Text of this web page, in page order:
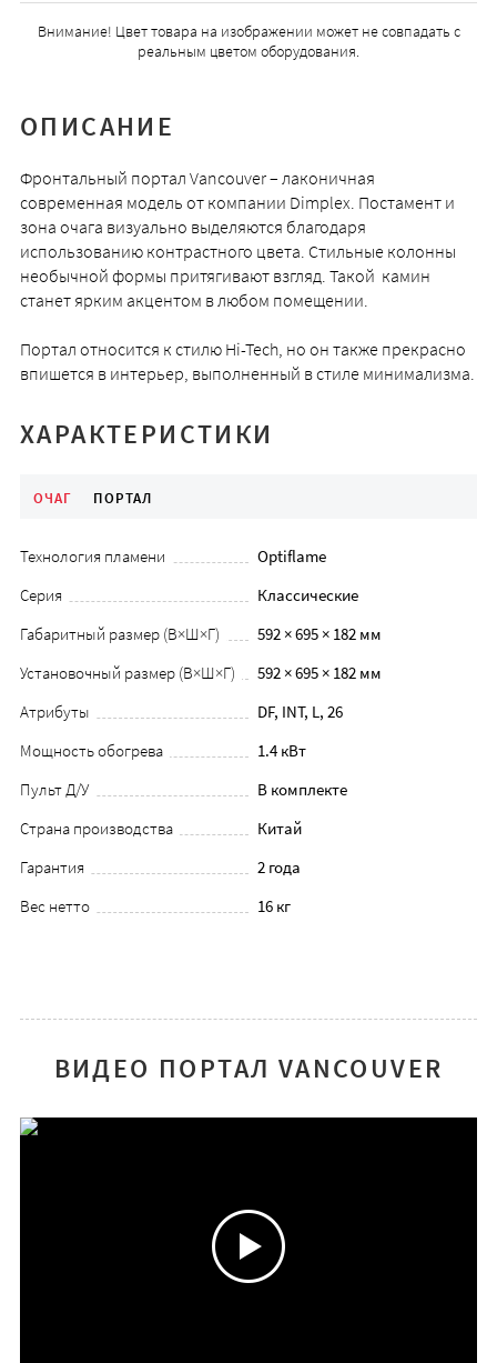
Внимание! Цвет товара на изображении может не совпадать с
реальным цветом оборудования.
ОПИСАНИЕ
Фронтальный портал Vancouver – лаконичная
современная модель от компании Dimplex. Постамент и
зона очага визуально выделяются благодаря
использованию контрастного цвета. Стильные колонны
необычной формы притягивают взгляд. Такой камин
станет ярким акцентом в любом помещении.
Портал относится к стилю Hi-Tech, но он также прекрасно
впишется в интерьер, выполненный в стиле минимализма.
ХАРАКТЕРИСТИКИ
ОЧАГ ПОРТАЛ
Технология пламени
Optiflame
Серия
Классические
Габаритный размер (В×Ш×Г)
592 × 695 × 182 мм
Установочный размер (В×Ш×Г)
592 × 695 × 182 мм
Атрибуты
DF, INT, L, 26
Мощность обогрева
1.4 кВт
Пульт Д/У
В комплекте
Страна производства
Китай
Гарантия
2 года
Вес нетто
16 кг
ВИДЕО ПОРТАЛ VANCOUVER